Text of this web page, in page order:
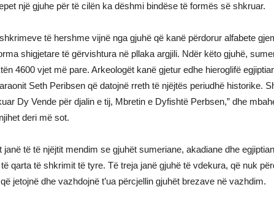
një gjuhe për të cilën ka dëshmi bindëse të formës së shkruar.
të hershme vijnë nga gjuhë që kanë përdorur alfabete
shigjetare të gërvishtura në pllaka argjili. Ndër këto gjuhë,
4600 vjet më pare. Arkeologët kanë gjetur edhe hieroglifë
Seth Peribsen që datojnë rreth të njëjtës periudhë historike.
Dy Vende për djalin e tij, Mbretin e Dyfishtë Perbsen,” dhe
deri më sot.
janë të të njëjtit mendim se gjuhët sumeriane, akadiane dhe
qarta të shkrimit të tyre. Të treja janë gjuhë të vdekura, që nuk
jetojnë dhe vazhdojnë t’ua përcjellin gjuhët brezave në vazhdim.